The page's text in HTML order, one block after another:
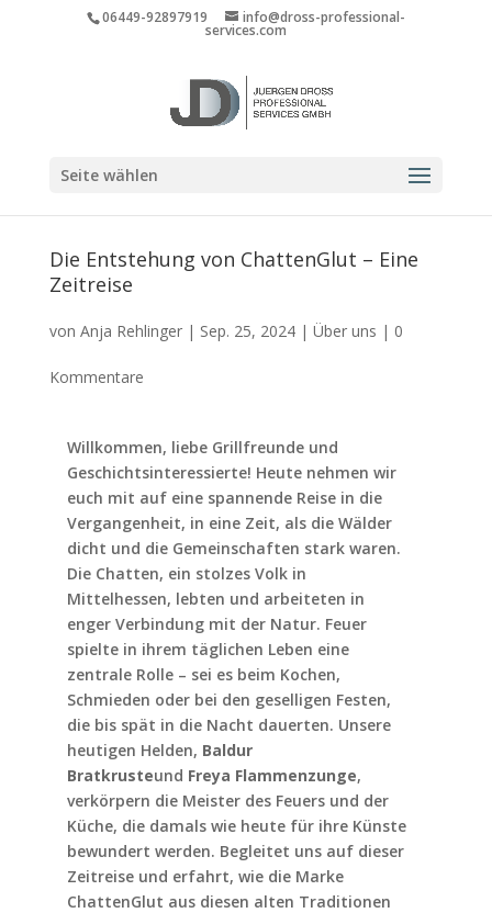
06449-92897919 info@dross-professional-
services.com
Seite wählen
Die Entstehung von ChattenGlut – Eine
Zeitreise
von Anja Rehlinger| Sep. 25, 2024| Über uns | 0
Kommentare
Willkommen, liebe Grillfreunde und
Geschichtsinteressierte! Heute nehmen wir
euch mit auf eine spannende Reise in die
Vergangenheit, in eine Zeit, als die Wälder
dicht und die Gemeinschaften stark waren.
Die Chatten, ein stolzes Volk in
Mittelhessen, lebten und arbeiteten in
enger Verbindung mit der Natur. Feuer
spielte in ihrem täglichen Leben eine
zentrale Rolle – sei es beim Kochen,
Schmieden oder bei den geselligen Festen,
die bis spät in die Nacht dauerten. Unsere
heutigen Helden, Baldur
Bratkrusteund Freya Flammenzunge,
verkörpern die Meister des Feuers und der
Küche, die damals wie heute für ihre Künste
bewundert werden. Begleitet uns auf dieser
Zeitreise und erfahrt, wie die Marke
ChattenGlut aus diesen alten Traditionen